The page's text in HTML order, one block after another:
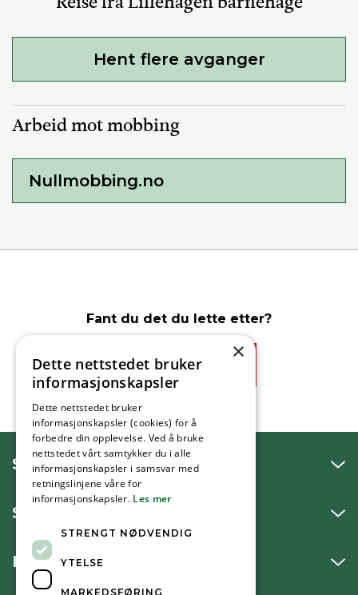
Hent flere avganger
Arbeid mot mobbing
Nullmobbing.no
Fant du det du lette etter?
Ja
SNAKK MED OSS
SKRIV TIL OSS
BESØK OSS
×
Dette nettstedet bruker
informasjonskapsler
Dette nettstedet bruker
informasjonskapsler (cookies) for å
forbedre din opplevelse. Ved å bruke
nettstedet vårt samtykker du i alle
informasjonskapsler i samsvar med
retningslinjene våre for
informasjonskapsler. Les mer
STRENGT NØDVENDIG
YTELSE
MARKEDSFØRING